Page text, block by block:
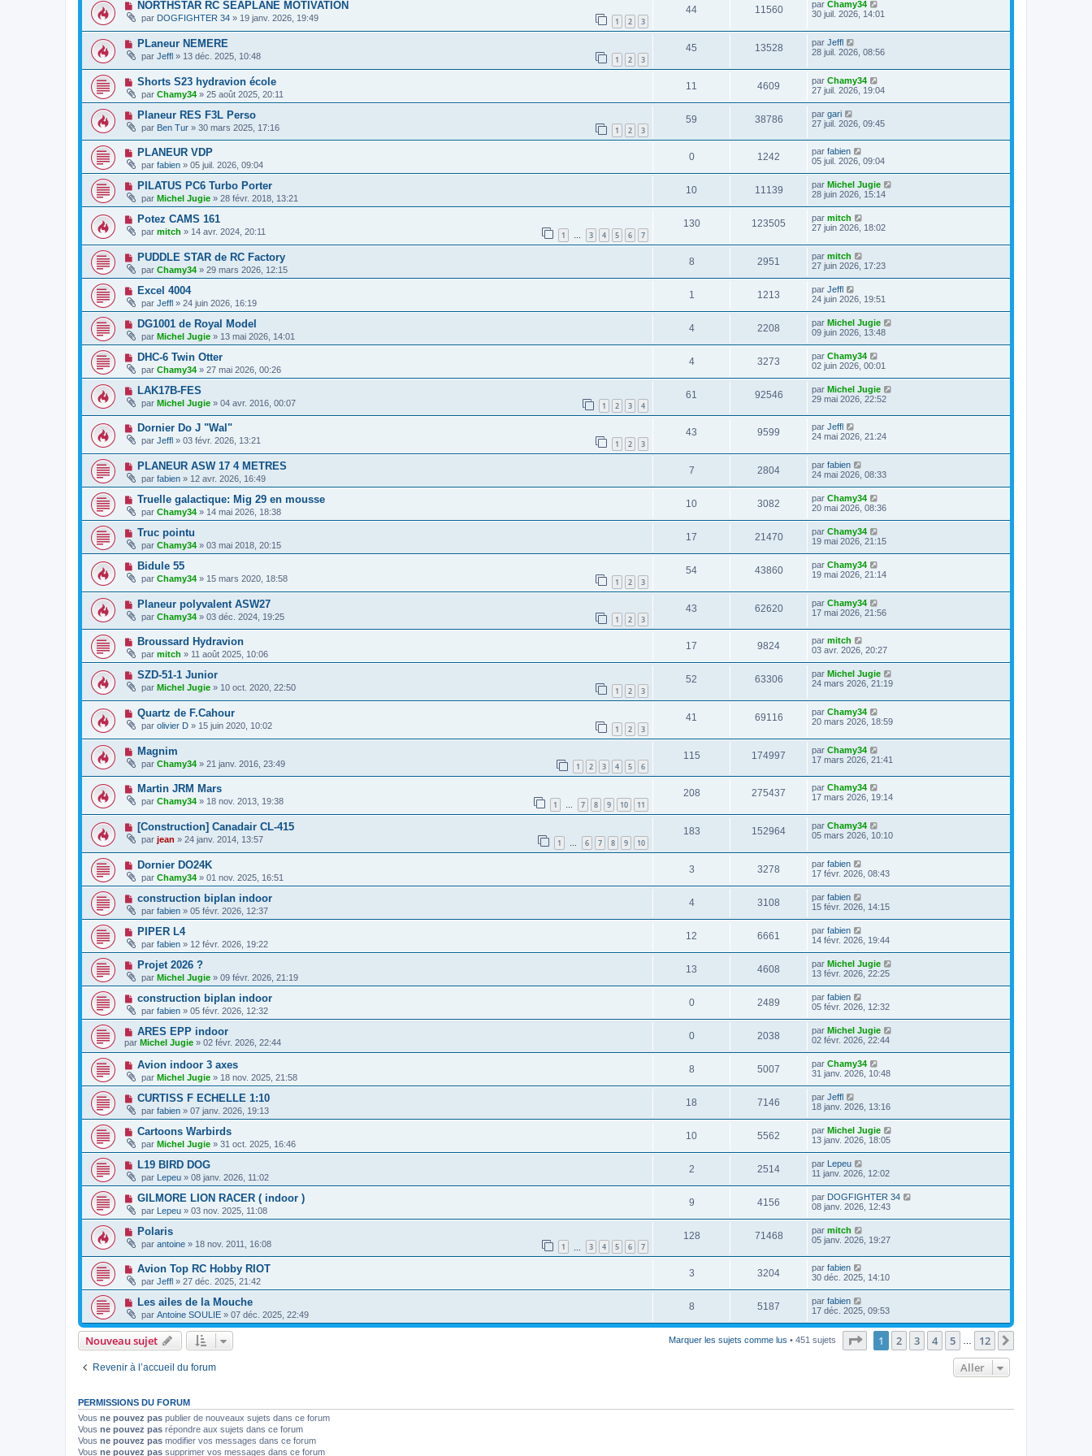
NORTHSTAR RC SEAPLANE MOTIVATION
par DOGFIGHTER 34 » 19 janv. 2026, 19:49 1 2 3
44 11560 par Chamy34
30 juil. 2026, 14:01
PLaneur NEMERE
par Jeffl » 13 déc. 2025, 10:48 1 2 3
45 13528 par Jeffl
28 juil. 2026, 08:56
Shorts S23 hydravion école
par Chamy34 » 25 août 2025, 20:11
11 4609 par Chamy34
27 juil. 2026, 19:04
Planeur RES F3L Perso
par Ben Tur » 30 mars 2025, 17:16 1 2 3
59 38786 par gari
27 juil. 2026, 09:45
PLANEUR VDP
par fabien » 05 juil. 2026, 09:04
0 1242 par fabien
05 juil. 2026, 09:04
PILATUS PC6 Turbo Porter
par Michel Jugie » 28 févr. 2018, 13:21
10 11139 par Michel Jugie
28 juin 2026, 15:14
Potez CAMS 161
par mitch » 14 avr. 2024, 20:11 1 … 3 4 5 6 7
130 123505 par mitch
27 juin 2026, 18:02
PUDDLE STAR de RC Factory
par Chamy34 » 29 mars 2026, 12:15
8 2951 par mitch
27 juin 2026, 17:23
Excel 4004
par Jeffl » 24 juin 2026, 16:19
1 1213 par Jeffl
24 juin 2026, 19:51
DG1001 de Royal Model
par Michel Jugie » 13 mai 2026, 14:01
4 2208 par Michel Jugie
09 juin 2026, 13:48
DHC-6 Twin Otter
par Chamy34 » 27 mai 2026, 00:26
4 3273 par Chamy34
02 juin 2026, 00:01
LAK17B-FES
par Michel Jugie » 04 avr. 2016, 00:07 1 2 3 4
61 92546 par Michel Jugie
29 mai 2026, 22:52
Dornier Do J "Wal"
par Jeffl » 03 févr. 2026, 13:21 1 2 3
43 9599 par Jeffl
24 mai 2026, 21:24
PLANEUR ASW 17 4 METRES
par fabien » 12 avr. 2026, 16:49
7 2804 par fabien
24 mai 2026, 08:33
Truelle galactique: Mig 29 en mousse
par Chamy34 » 14 mai 2026, 18:38
10 3082 par Chamy34
20 mai 2026, 08:36
Truc pointu
par Chamy34 » 03 mai 2018, 20:15
17 21470 par Chamy34
19 mai 2026, 21:15
Bidule 55
par Chamy34 » 15 mars 2020, 18:58 1 2 3
54 43860 par Chamy34
19 mai 2026, 21:14
Planeur polyvalent ASW27
par Chamy34 » 03 déc. 2024, 19:25 1 2 3
43 62620 par Chamy34
17 mai 2026, 21:56
Broussard Hydravion
par mitch » 11 août 2025, 10:06
17 9824 par mitch
03 avr. 2026, 20:27
SZD-51-1 Junior
par Michel Jugie » 10 oct. 2020, 22:50 1 2 3
52 63306 par Michel Jugie
24 mars 2026, 21:19
Quartz de F.Cahour
par olivier D » 15 juin 2020, 10:02 1 2 3
41 69116 par Chamy34
20 mars 2026, 18:59
Magnim
par Chamy34 » 21 janv. 2016, 23:49 1 2 3 4 5 6
115 174997 par Chamy34
17 mars 2026, 21:41
Martin JRM Mars
par Chamy34 » 18 nov. 2013, 19:38 1 … 7 8 9 10 11
208 275437 par Chamy34
17 mars 2026, 19:14
[Construction] Canadair CL-415
par jean » 24 janv. 2014, 13:57 1 … 6 7 8 9 10
183 152964 par Chamy34
05 mars 2026, 10:10
Dornier DO24K
par Chamy34 » 01 nov. 2025, 16:51
3 3278 par fabien
17 févr. 2026, 08:43
construction biplan indoor
par fabien » 05 févr. 2026, 12:37
4 3108 par fabien
15 févr. 2026, 14:15
PIPER L4
par fabien » 12 févr. 2026, 19:22
12 6661 par fabien
14 févr. 2026, 19:44
Projet 2026 ?
par Michel Jugie » 09 févr. 2026, 21:19
13 4608 par Michel Jugie
13 févr. 2026, 22:25
construction biplan indoor
par fabien » 05 févr. 2026, 12:32
0 2489 par fabien
05 févr. 2026, 12:32
ARES EPP indoor
par Michel Jugie » 02 févr. 2026, 22:44
0 2038 par Michel Jugie
02 févr. 2026, 22:44
Avion indoor 3 axes
par Michel Jugie » 18 nov. 2025, 21:58
8 5007 par Chamy34
31 janv. 2026, 10:48
CURTISS F ECHELLE 1:10
par fabien » 07 janv. 2026, 19:13
18 7146 par Jeffl
18 janv. 2026, 13:16
Cartoons Warbirds
par Michel Jugie » 31 oct. 2025, 16:46
10 5562 par Michel Jugie
13 janv. 2026, 18:05
L19 BIRD DOG
par Lepeu » 08 janv. 2026, 11:02
2 2514 par Lepeu
11 janv. 2026, 12:02
GILMORE LION RACER ( indoor )
par Lepeu » 03 nov. 2025, 11:08
9 4156 par DOGFIGHTER 34
08 janv. 2026, 12:43
Polaris
par antoine » 18 nov. 2011, 16:08 1 3 4 5 6 7
128 71468 par mitch
05 janv. 2026, 19:27
Avion Top RC Hobby RIOT
par Jeffl » 27 déc. 2025, 21:42
3 3204 par fabien
30 déc. 2025, 14:10
Les ailes de la Mouche
par Antoine SOULIE » 07 déc. 2025, 22:49
8 5187 par fabien
17 déc. 2025, 09:53
Nouveau sujet Marquer les sujets comme lus • 451 sujets Page sur12
1 2 3 4 5 12
Revenir à l’accueil du forum Aller
PERMISSIONS DU FORUM
Vous ne pouvez pas publier de nouveaux sujets dans ce forum
Vous ne pouvez pas répondre aux sujets dans ce forum
Vous ne pouvez pas modifier vos messages dans ce forum
Vous ne pouvez pas supprimer vos messages dans ce forum